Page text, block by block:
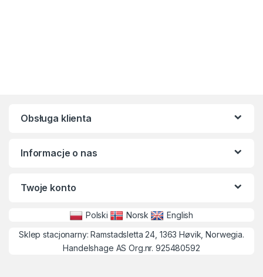
Obsługa klienta
Informacje o nas
Twoje konto
Polski Norsk
English
Sklep stacjonarny: Ramstadsletta 24, 1363 Høvik, Norwegia.
Handelshage AS Org.nr. 925480592